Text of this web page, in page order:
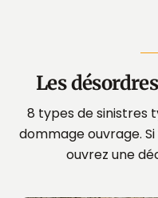
Les
8 types de sinistres
dommage ouvrage.
ouvrez une